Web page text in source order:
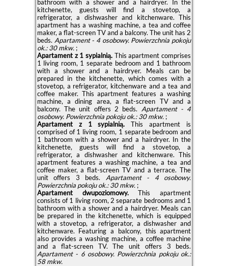
bathroom with a shower and a hairdryer. In the
kitchenette, guests will find a stovetop, a
refrigerator, a dishwasher and kitchenware. This
apartment has a washing machine, a tea and coffee
maker, a flat-screen TV and a balcony. The unit has 2
beds. Apartament - 4 osobowy. Powierzchnia pokoju
ok.: 30 mkw.;
Apartament z 1 sypialnią. This apartment comprises
1 living room, 1 separate bedroom and 1 bathroom
with a shower and a hairdryer. Meals can be
prepared in the kitchenette, which comes with a
stovetop, a refrigerator, kitchenware and a tea and
coffee maker. This apartment features a washing
machine, a dining area, a flat-screen TV and a
balcony. The unit offers 2 beds. Apartament - 4
osobowy. Powierzchnia pokoju ok.: 30 mkw.;
Apartament z 1 sypialnią. This apartment is
comprised of 1 living room, 1 separate bedroom and
1 bathroom with a shower and a hairdryer. In the
kitchenette, guests will find a stovetop, a
refrigerator, a dishwasher and kitchenware. This
apartment features a washing machine, a tea and
coffee maker, a flat-screen TV and a terrace. The
unit offers 3 beds. Apartament - 4 osobowy.
Powierzchnia pokoju ok.: 30 mkw.;
Apartament dwupoziomowy.This apartment
consists of 1 living room, 2 separate bedrooms and 1
bathroom with a shower and a hairdryer. Meals can
be prepared in the kitchenette, which is equipped
with a stovetop, a refrigerator, a dishwasher and
kitchenware. Featuring a balcony, this apartment
also provides a washing machine, a coffee machine
and a flat-screen TV. The unit offers 3 beds.
Apartament - 6 osobowy. Powierzchnia pokoju ok.:
58 mkw.